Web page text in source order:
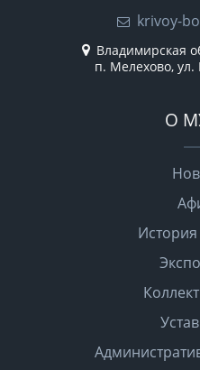
krivoy-
Владимирская
п. Мелехово, ул.
О